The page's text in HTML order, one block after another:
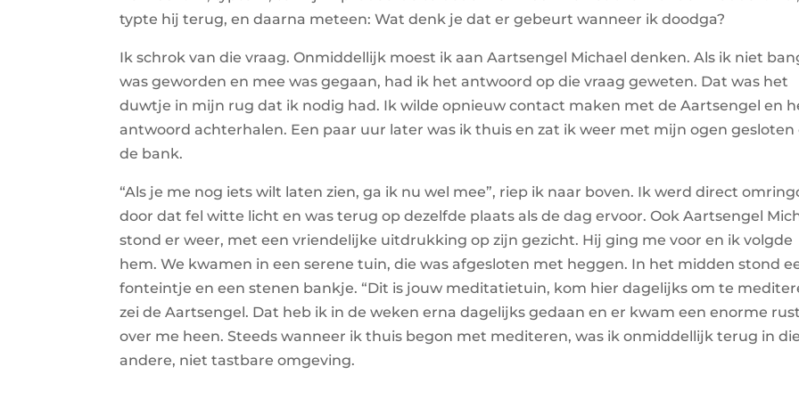
typte hij terug, en daarna meteen: Wat denk je dat er gebeurt wanneer ik doodga?
Ik schrok van die vraag. Onmiddellijk moest ik aan Aartsengel Michael denken. Als ik niet
was geworden en mee was gegaan, had ik het antwoord op die vraag geweten. Dat was het
duwtje in mijn rug dat ik nodig had. Ik wilde opnieuw contact maken met de Aartsengel en
antwoord achterhalen. Een paar uur later was ik thuis en zat ik weer met mijn ogen gesloten
de bank.
“Als je me nog iets wilt laten zien, ga ik nu wel mee”, riep ik naar boven. Ik werd direct
door dat fel witte licht en was terug op dezelfde plaats als de dag ervoor. Ook Aartsengel
stond er weer, met een vriendelijke uitdrukking op zijn gezicht. Hij ging me voor en ik volgde
hem. We kwamen in een serene tuin, die was afgesloten met heggen. In het midden stond
fonteintje en een stenen bankje. “Dit is jouw meditatietuin, kom hier dagelijks om te
zei de Aartsengel. Dat heb ik in de weken erna dagelijks gedaan en er kwam een enorme
over me heen. Steeds wanneer ik thuis begon met mediteren, was ik onmiddellijk terug in
andere, niet tastbare omgeving.